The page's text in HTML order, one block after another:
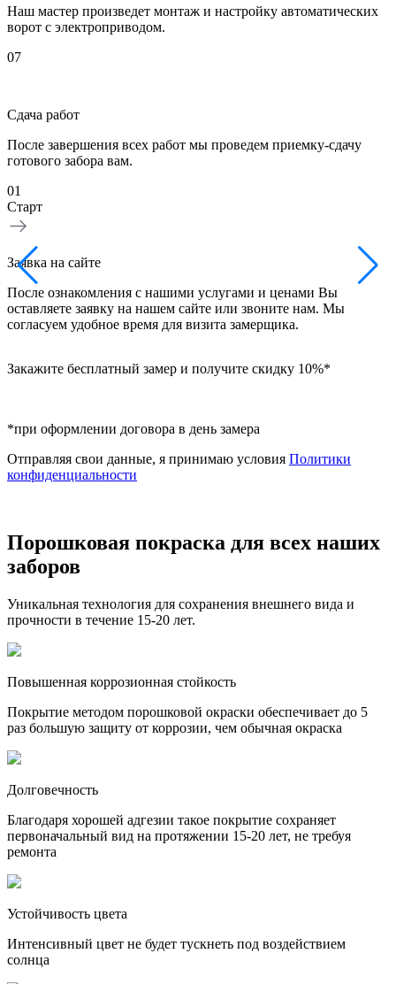
Наш мастер произведет монтаж и настройку автоматических
ворот с электроприводом.
07
Сдача работ
После завершения всех работ мы проведем приемку-сдачу
готового забора вам.
01
Старт
Заявка на сайте
После ознакомления с нашими услугами и ценами Вы
оставляете заявку на нашем сайте или звоните нам. Мы
согласуем удобное время для визита замерщика.
Закажите бесплатный замер и получите скидку 10%*
*при оформлении договора в день замера
Отправляя свои данные, я принимаю условия Политики
конфиденциальности
Порошковая покраска для всех наших
заборов
Уникальная технология для сохранения внешнего вида и
прочности в течение 15-20 лет.
Повышенная коррозионная стойкость
Покрытие методом порошковой окраски обеспечивает до 5
раз большую защиту от коррозии, чем обычная окраска
Долговечность
Благодаря хорошей адгезии такое покрытие сохраняет
первоначальный вид на протяжении 15-20 лет, не требуя
ремонта
Устойчивость цвета
Интенсивный цвет не будет тускнеть под воздействием
солнца